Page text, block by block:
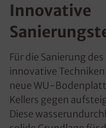
Innovative
Für die Sanierung
innovative
neue WU-
Kellers gegen
Diese